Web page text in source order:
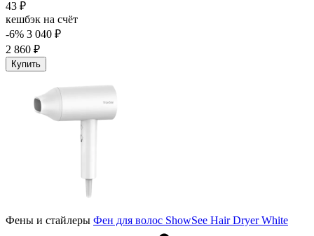
43 ₽
кешбэк на счёт
-6% 3 040 ₽
2 860 ₽
Купить
Фены и стайлеры Фен для волос ShowSee Hair Dryer White